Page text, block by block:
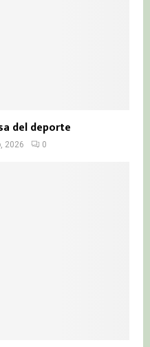
del deporte
2026 0